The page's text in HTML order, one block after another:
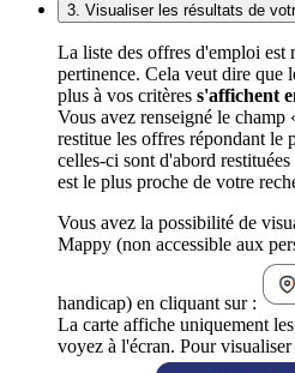
3. Visualiser les résultats de
La liste des offres d'emploi est
pertinence. Cela veut dire que
plus à vos critères s'affichent
Vous avez renseigné le
restitue les offres répondant le
celles-ci sont d'abord
est le plus proche de votre
Vous avez la possibilité de
Mappy (non accessible aux
handicap) en cliquant sur :
La carte affiche uniquement
voyez à l'écran. Pour